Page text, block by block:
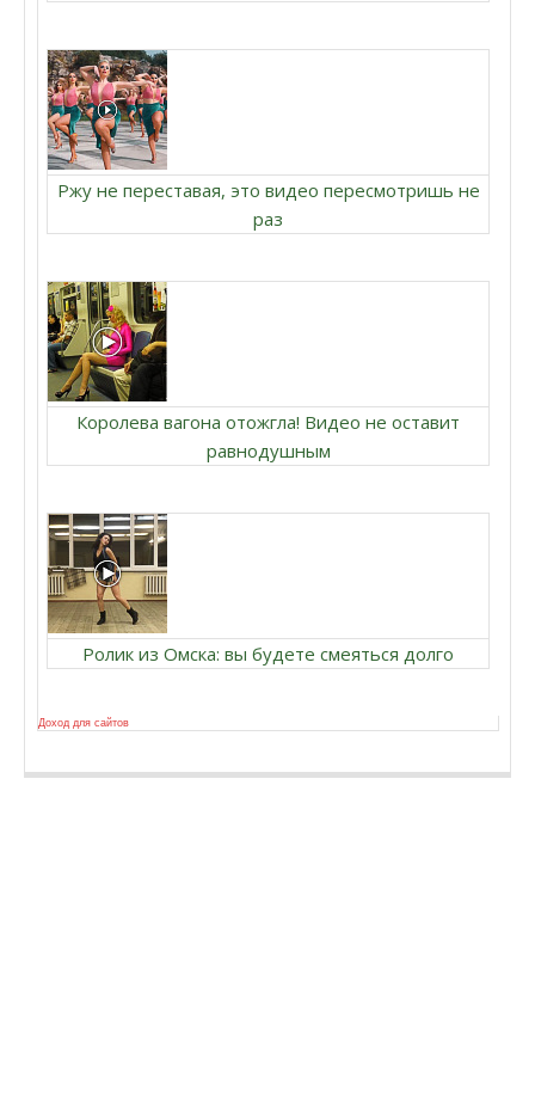
Ржу не переставая, это видео пересмотришь не
раз
Королева вагона отожгла! Видео не оставит
равнодушным
Ролик из Омска: вы будете смеяться долго
Доход для сайтов